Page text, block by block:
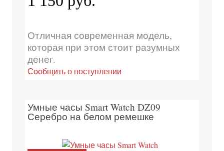
Отличная современная модель,
которая при этом стоит разумных
денег.
Сообщить о поступлении
Умные часы Smart Watch DZ09
Серебро на белом ремешке